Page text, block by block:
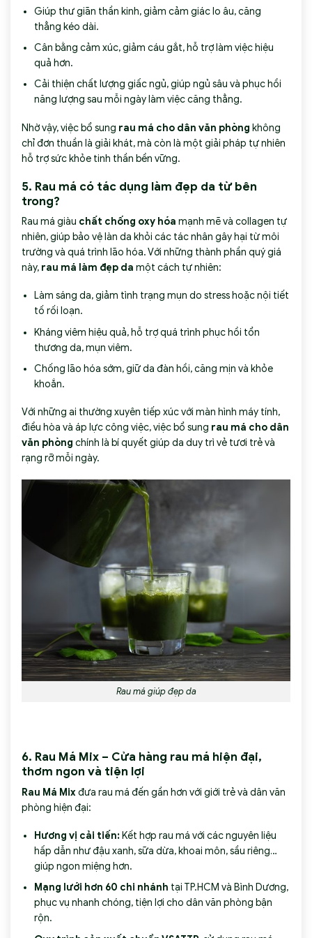
Giúp thư giãn thần kinh, giảm cảm giác lo âu, căng
thẳng kéo dài.
Cân bằng cảm xúc, giảm cáu gắt, hỗ trợ làm việc hiệu
quả hơn.
Cải thiện chất lượng giấc ngủ, giúp ngủ sâu và phục hồi
năng lượng sau mỗi ngày làm việc căng thẳng.
Nhờ vậy, việc bổ sung rau má cho dân văn phòng không
chỉ đơn thuần là giải khát, mà còn là một giải pháp tự nhiên
hỗ trợ sức khỏe tinh thần bền vững.
5. Rau má có tác dụng làm đẹp da từ bên
trong?
Rau má giàu chất chống oxy hóa mạnh mẽ và collagen tự
nhiên, giúp bảo vệ làn da khỏi các tác nhân gây hại từ môi
trường và quá trình lão hóa. Với những thành phần quý giá
này, rau má làm đẹp da một cách tự nhiên:
Làm sáng da, giảm tình trạng mụn do stress hoặc nội tiết
tố rối loạn.
Kháng viêm hiệu quả, hỗ trợ quá trình phục hồi tổn
thương da, mụn viêm.
Chống lão hóa sớm, giữ da đàn hồi, căng mịn và khỏe
khoắn.
Với những ai thường xuyên tiếp xúc với màn hình máy tính,
điều hòa và áp lực công việc, việc bổ sung rau má cho dân
văn phòng chính là bí quyết giúp da duy trì vẻ tươi trẻ và
rạng rỡ mỗi ngày.
Rau má giúp đẹp da
6. Rau Má Mix – Cửa hàng rau má hiện đại,
thơm ngon và tiện lợi
Rau Má Mix đưa rau má đến gần hơn với giới trẻ và dân văn
phòng hiện đại:
Hương vị cải tiến: Kết hợp rau má với các nguyên liệu
hấp dẫn như đậu xanh, sữa dừa, khoai môn, sầu riêng…
giúp ngon miệng hơn.
Mạng lưới hơn 60 chi nhánh tại TP.HCM và Bình Dương,
phục vụ nhanh chóng, tiện lợi cho dân văn phòng bận
rộn.